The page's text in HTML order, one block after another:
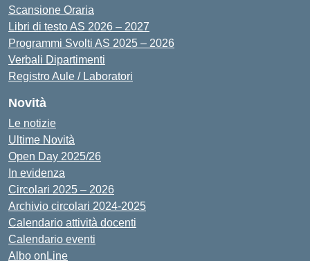
Scansione Oraria
Libri di testo AS 2026 – 2027
Programmi Svolti AS 2025 – 2026
Verbali Dipartimenti
Registro Aule / Laboratori
Novità
Le notizie
Ultime Novità
Open Day 2025/26
In evidenza
Circolari 2025 – 2026
Archivio circolari 2024-2025
Calendario attività docenti
Calendario eventi
Albo onLine